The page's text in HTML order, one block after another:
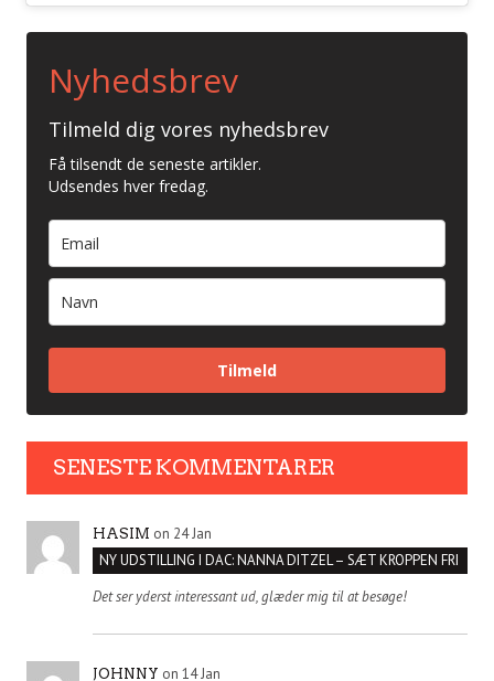
Nyhedsbrev
Tilmeld dig vores nyhedsbrev
Få tilsendt de seneste artikler.
Udsendes hver fredag.
Tilmeld
SENESTE KOMMENTARER
HASIM on 24 Jan
NY UDSTILLING I DAC: NANNA DITZEL – SÆT KROPPEN FRI
Det ser yderst interessant ud, glæder mig til at besøge!
JOHNNY on 14 Jan